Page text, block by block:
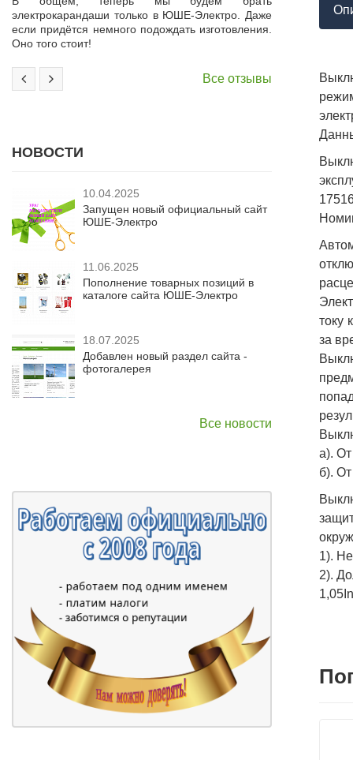
электрокарандаши только в ЮШЕ-Электро. Даже
если придётся немного подождать изготовления.
Оно того стоит!
Все отзывы
НОВОСТИ
10.04.2025
Запущен новый официальный сайт
ЮШЕ-Электро
11.06.2025
Пополнение товарных позиций в
каталоге сайта ЮШЕ-Электро
18.07.2025
Добавлен новый раздел сайта -
фотогалерея
Все новости
току
за
а).
б).
1).
2).